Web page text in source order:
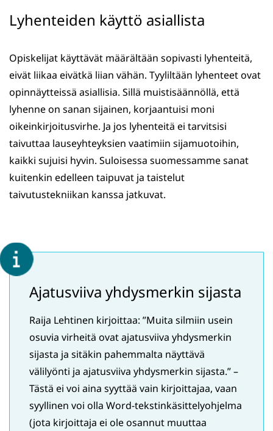
Lyhenteiden käyttö asiallista
Opiskelijat käyttävät määrältään sopivasti lyhenteitä,
eivät liikaa eivätkä liian vähän. Tyyliltään lyhenteet ovat
opinnäytteissä asiallisia. Sillä muistisäännöllä, että
lyhenne on sanan sijainen, korjaantuisi moni
oikeinkirjoitusvirhe. Ja jos lyhenteitä ei tarvitsisi
taivuttaa lauseyhteyksien vaatimiin sijamuotoihin,
kaikki sujuisi hyvin. Suloisessa suomessamme sanat
kuitenkin edelleen taipuvat ja taistelut
taivutustekniikan kanssa jatkuvat.
Ajatusviiva yhdysmerkin sijasta
Raija Lehtinen kirjoittaa: ”Muita silmiin usein
osuvia virheitä ovat ajatusviiva yhdysmerkin
sijasta ja sitäkin pahemmalta näyttävä
välilyönti ja ajatusviiva yhdysmerkin sijasta.” –
Tästä ei voi aina syyttää vain kirjoittajaa, vaan
syyllinen voi olla Word-tekstinkäsittelyohjelma
(jota kirjoittaja ei ole osannut muuttaa